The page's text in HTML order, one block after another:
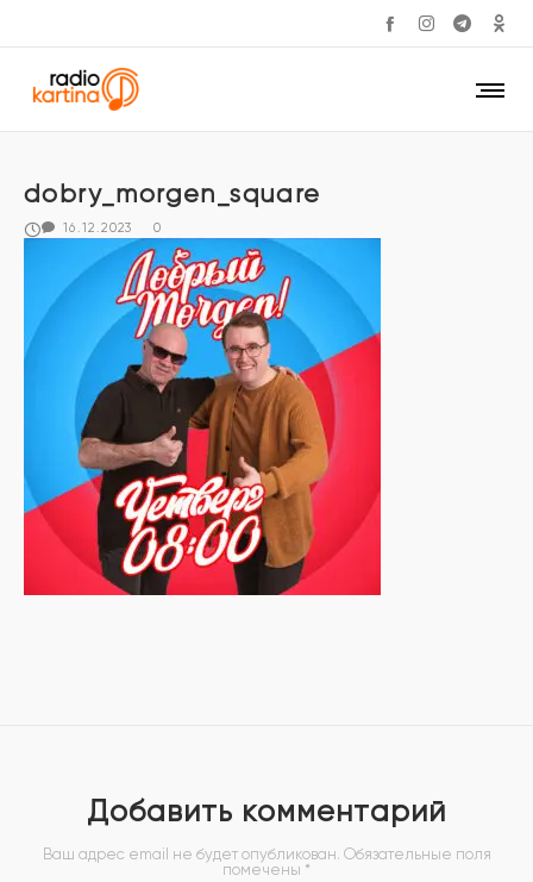
dobry_morgen_square
16.12.2023 0
Добавить комментарий
Ваш адрес email не будет опубликован. Обязательные поля
помечены *